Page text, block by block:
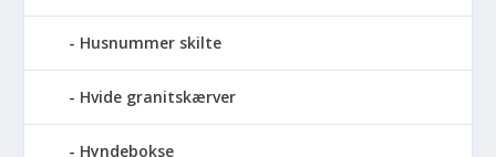
Husnummer skilte
Hvide granitskærver
Hyndebokse